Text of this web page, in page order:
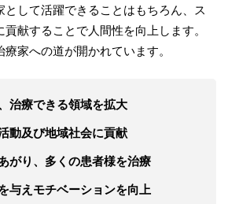
として活躍できることはもちろん、ス
献することで人間性を向上します。
家への道が開かれています。
治療できる領域を拡大
動及び地域社会に貢献
がり、多くの患者様を治療
与えモチベーションを向上